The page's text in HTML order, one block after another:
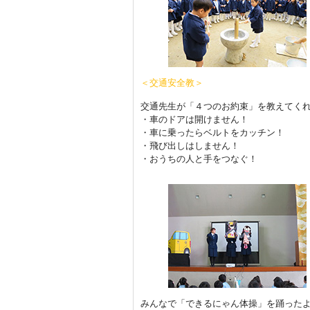
＜交通安全教＞
交通先生が「４つのお約束」を教えてくれ
・車のドアは開けません！
・車に乗ったらベルトをカッチン！
・飛び出しはしません！
・おうちの人と手をつなぐ！
みんなで「できるにゃん体操」を踊った